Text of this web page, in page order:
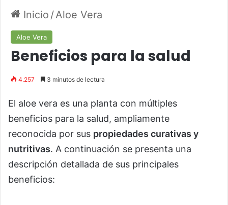
Inicio /Aloe Vera
Aloe Vera
Beneficios para la salud
4.257 3 minutos de lectura
El aloe vera es una planta con múltiples
beneficios para la salud, ampliamente
reconocida por sus propiedades curativas y
nutritivas. A continuación se presenta una
descripción detallada de sus principales
beneficios: